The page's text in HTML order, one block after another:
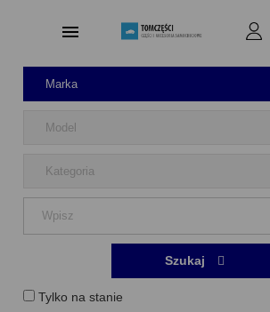
Tylko na stanie
Szukaj